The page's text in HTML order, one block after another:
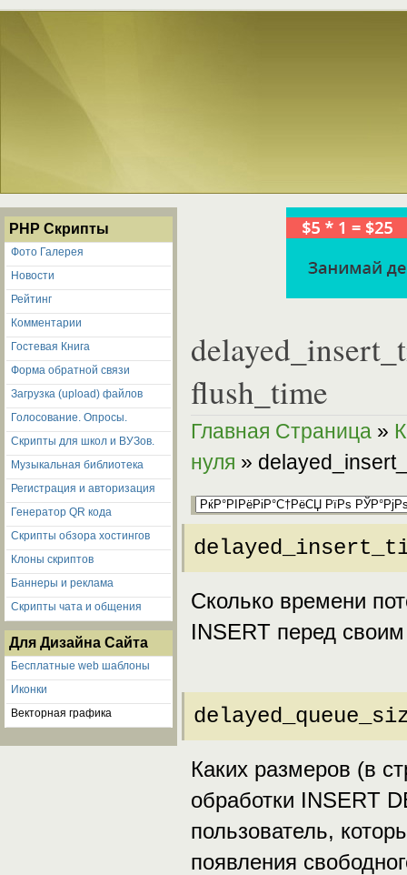
PHP Скрипты
Фото Галерея
Новости
Рейтинг
Комментарии
Гостевая Книга
Форма обратной связи
Загрузка (upload) файлов
Голосование. Опросы.
Скрипты для школ и ВУЗов.
Музыкальная библиотека
Регистрация и авторизация
Генератор QR кода
Скрипты обзора хостингов
Клоны скриптов
Баннеры и реклама
Скрипты чата и общения
Для Дизайна Сайта
Бесплатные web шаблоны
Иконки
Векторная графика
flush_time
Главная Страница »
нуля »
Сколько времени
INSERT перед
Каких размеров (в
обработки INSERT
пользователь,
появления